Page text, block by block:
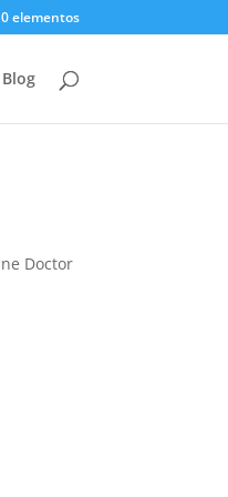
0 elementos
Blog